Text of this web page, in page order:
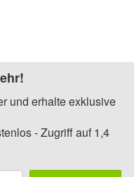
und erhalte exklusive
- Zugriff auf 1,4